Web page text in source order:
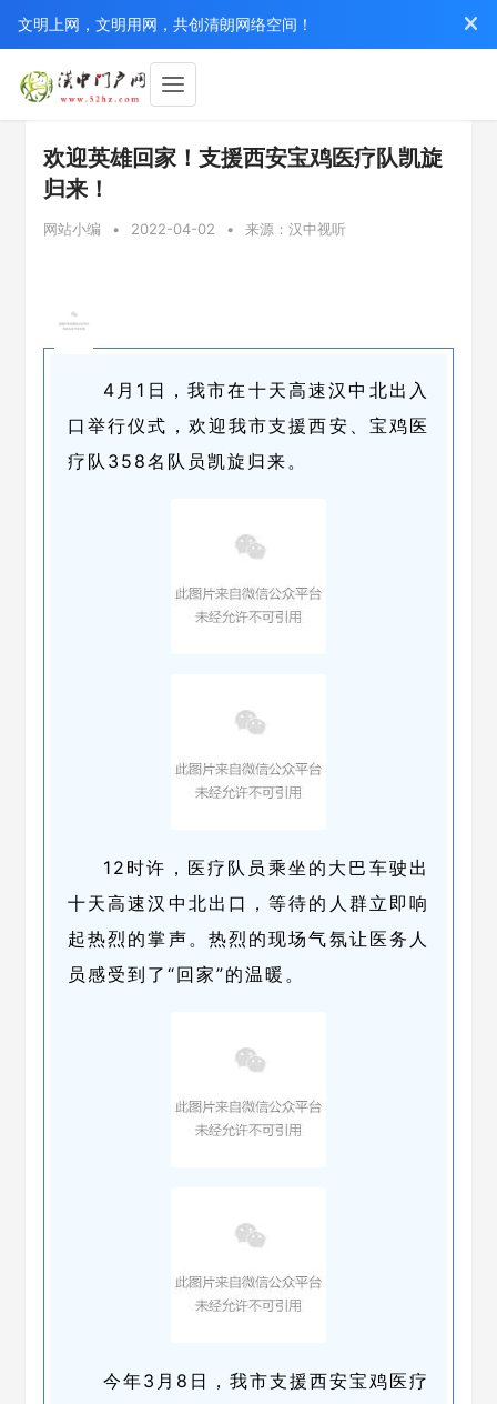
文明上网，文明用网，共创清朗网络空间！
欢迎英雄回家！支援西安宝鸡医疗队凯旋
归来！
网站小编 • 2022-04-02 • 来源：汉中视听
4月1日，我市在十天高速汉中北出入
口举行仪式，欢迎我市支援西安、宝鸡医
疗队358名队员凯旋归来。
12时许，医疗队员乘坐的大巴车驶出
十天高速汉中北出口，等待的人群立即响
起热烈的掌声。热烈的现场气氛让医务人
员感受到了“回家”的温暖。
今年3月8日，我市支援西安宝鸡医疗